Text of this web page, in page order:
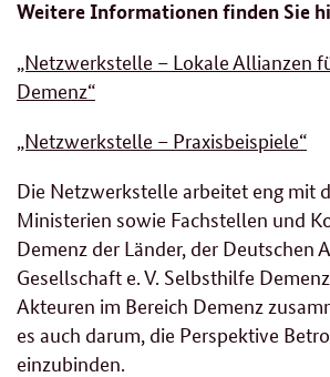
Weitere Informationen finden Sie
„Netzwerkstelle – Lokale Allianzen
Demenz“
„Netzwerkstelle – Praxisbeispiele“
Die Netzwerkstelle arbeitet eng mit
Ministerien sowie Fachstellen und
Demenz der Länder, der Deutschen
Gesellschaft e. V. Selbsthilfe
Akteuren im Bereich Demenz
es auch darum, die Perspektive
einzubinden.